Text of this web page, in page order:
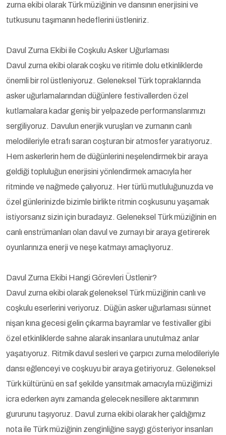
zurna ekibi olarak Türk müziğinin ve dansının enerjisini ve
tutkusunu taşımanın hedeflerini üstleniriz.
Davul Zurna Ekibi ile Coşkulu Asker Uğurlaması
Davul zurna ekibi olarak coşku ve ritimle dolu etkinliklerde
önemli bir rol üstleniyoruz. Geleneksel Türk topraklarında
asker uğurlamalarından düğünlere festivallerden özel
kutlamalara kadar geniş bir yelpazede performanslarımızı
sergiliyoruz. Davulun enerjik vuruşları ve zurnanın canlı
melodileriyle etrafı saran coşturan bir atmosfer yaratıyoruz.
Hem askerlerin hem de düğünlerini neşelendirmek bir araya
geldiği topluluğun enerjisini yönlendirmek amacıyla her
ritminde ve nağmede çalıyoruz. Her türlü mutluluğunuzda ve
özel günlerinizde bizimle birlikte ritmin coşkusunu yaşamak
istiyorsanız sizin için buradayız. Geleneksel Türk müziğinin en
canlı enstrümanları olan davul ve zurnayı bir araya getirerek
oyunlarınıza enerji ve neşe katmayı amaçlıyoruz.
Davul Zurna Ekibi Hangi Görevleri Üstlenir?
Davul zurna ekibi olarak geleneksel Türk müziğinin canlı ve
coşkulu eserlerini veriyoruz. Düğün asker uğurlaması sünnet
nişan kına gecesi gelin çıkarma bayramlar ve festivaller gibi
özel etkinliklerde sahne alarak insanlara unutulmaz anlar
yaşatıyoruz. Ritmik davul sesleri ve çarpıcı zurna melodileriyle
dansı eğlenceyi ve coşkuyu bir araya getiriyoruz. Geleneksel
Türk kültürünü en saf şekilde yansıtmak amacıyla müziğimizi
icra ederken aynı zamanda gelecek nesillere aktarımının
gururunu taşıyoruz. Davul zurna ekibi olarak her çaldığımız
nota ile Türk müziğinin zenginliğine saygı gösteriyor insanları